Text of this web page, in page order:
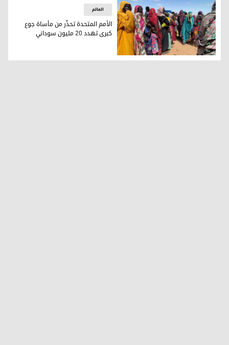
تعبيرية
العالم
الأمم المتحدة تحذّر من مأساة جوع
كبرى تهدد 20 مليون سوداني